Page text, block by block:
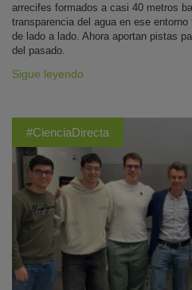
arrecifes formados a casi 40 metros
transparencia del agua en ese
de lado a lado. Ahora aportan pistas
del pasado.
Sigue leyendo
#CienciaDirecta